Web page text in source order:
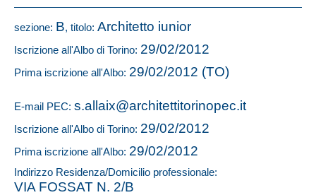
sezione: B, titolo: Architetto iunior
Iscrizione all'Albo di Torino: 29/02/2012
Prima iscrizione all'Albo: 29/02/2012 (TO)
E-mail PEC: s.allaix@architettitorinopec.it
Iscrizione all'Albo di Torino: 29/02/2012
Prima iscrizione all'Albo: 29/02/2012
Indirizzo Residenza/Domicilio professionale:
VIA FOSSAT N. 2/B